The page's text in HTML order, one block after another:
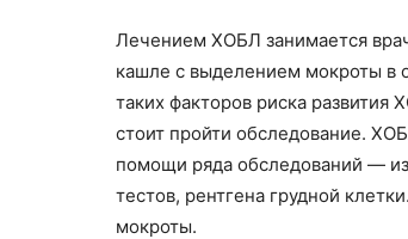
Лечением ХОБЛ занимается
кашле с выделением мокроты в
таких факторов риска развития
стоит пройти обследование.
помощи ряда обследований —
тестов, рентгена грудной
мокроты.